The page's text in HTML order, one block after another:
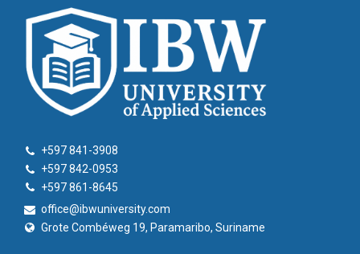
+597 841-3908
+597 842-0953
+597 861-8645
office@ibwuniversity.com
Grote Combéweg 19, Paramaribo, Suriname